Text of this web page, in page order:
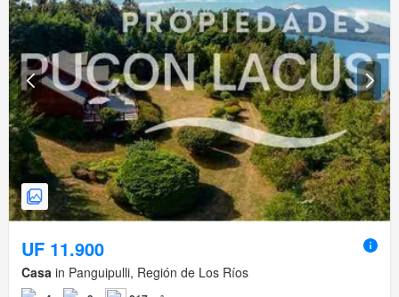
UF 11.900
Casa in Panguipulli, Región de Los Ríos